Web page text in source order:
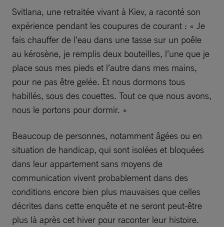
Svitlana, une retraitée vivant à Kiev, a raconté son
expérience pendant les coupures de courant : « Je
fais chauffer de l’eau dans une tasse sur un poêle
au kérosène, je remplis deux bouteilles, l’une que je
place sous mes pieds et l’autre dans mes mains,
pour ne pas être gelée. Et nous dormons tous
habillés, sous des couettes. Tout ce que nous avons,
nous le portons pour dormir. »
Beaucoup de personnes, notamment âgées ou en
situation de handicap, qui sont isolées et bloquées
dans leur appartement sans moyens de
communication vivent probablement dans des
conditions encore bien plus mauvaises que celles
décrites dans cette enquête et ne seront peut-être
plus là après cet hiver pour raconter leur histoire.